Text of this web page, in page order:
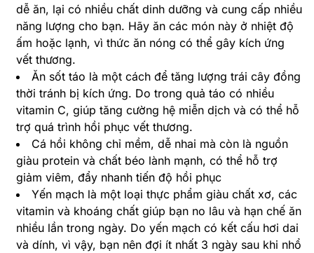
dễ ăn, lại có nhiều chất dinh dưỡng và cung cấp nhiều
năng lượng cho bạn. Hãy ăn các món này ở nhiệt độ
ấm hoặc lạnh, vì thức ăn nóng có thể gây kích ứng
vết thương.
Ăn sốt táo là một cách để tăng lượng trái cây đồng
thời tránh bị kích ứng. Do trong quả táo có nhiều
vitamin C, giúp tăng cường hệ miễn dịch và có thể hỗ
trợ quá trình hồi phục vết thương.
Cá hồi không chỉ mềm, dễ nhai mà còn là nguồn
giàu protein và chất béo lành mạnh, có thể hỗ trợ
giảm viêm, đẩy nhanh tiến độ hồi phục
Yến mạch là một loại thực phẩm giàu chất xơ, các
vitamin và khoáng chất giúp bạn no lâu và hạn chế ăn
nhiều lần trong ngày. Do yến mạch có kết cấu hơi dai
và dính, vì vậy, bạn nên đợi ít nhất 3 ngày sau khi nhổ